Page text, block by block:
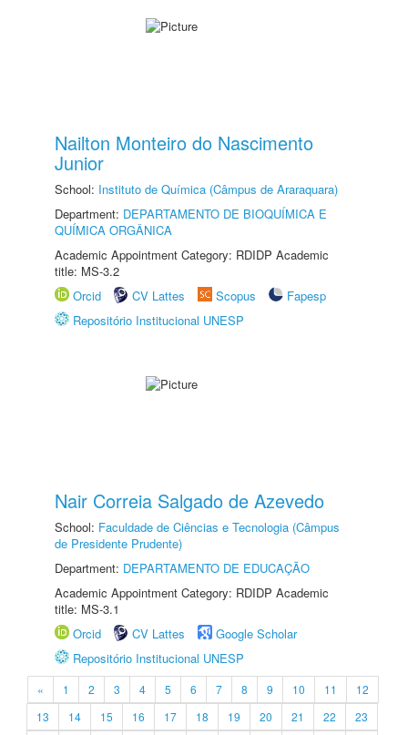
Nailton Monteiro do Nascimento
Junior
School: Instituto de Química (Câmpus de Araraquara)
Department: DEPARTAMENTO DE BIOQUÍMICA E
QUÍMICA ORGÂNICA
Academic Appointment Category: RDIDP Academic
title: MS-3.2
Orcid
CV Lattes Scopus
Fapesp
Repositório Institucional UNESP
Nair Correia Salgado de Azevedo
School: Faculdade de Ciências e Tecnologia (Câmpus
de Presidente Prudente)
Department: DEPARTAMENTO DE EDUCAÇÃO
Academic Appointment Category: RDIDP Academic
title: MS-3.1
Orcid
CV Lattes
Google Scholar
Repositório Institucional UNESP
« 1 2 3 4 5 6 7 8 9 10 11
12
13
14 15 16 17 18 19 20 21 22
23